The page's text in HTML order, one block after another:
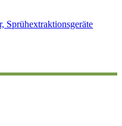
Sprühextraktionsgeräte